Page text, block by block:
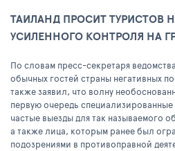
ТАИЛАНД ПРОСИТ ТУРИСТОВ
УСИЛЕННОГО КОНТРОЛЯ НА
По словам пресс-секретаря
обычных гостей страны негативных
также заявил, что волну
первую очередь
частые выезды для так называемого
а также лица, которым ранее был
подозрениями в противоправной